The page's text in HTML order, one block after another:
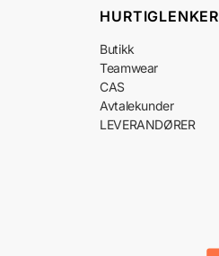
HURTIGLENKER
Butikk
Teamwear
CAS
Avtalekunder
LEVERANDØRER